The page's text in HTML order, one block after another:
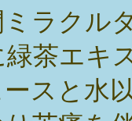
ラクル
緑茶エキ
スと水